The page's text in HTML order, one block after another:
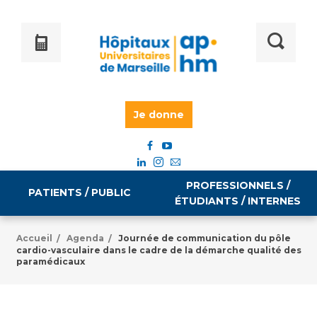
Je donne
PATIENTS / PUBLIC
Informations pratiques
PROFESSIONNELS /
ÉTUDIANTS / INTERNES
Égalité professionnelle
Accueil / Agenda /
Journée de communication du pôle
cardio-vasculaire dans le cadre de la démarche qualité des
paramédicaux